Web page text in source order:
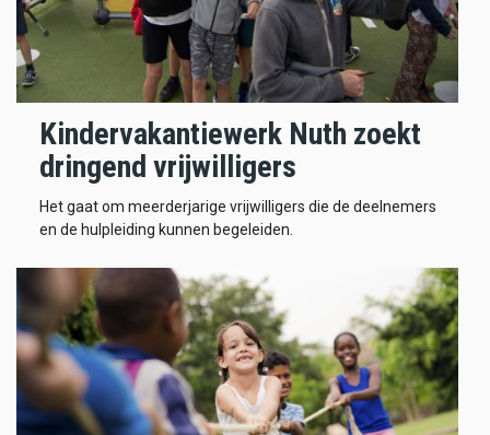
Kindervakantiewerk Nuth zoekt
dringend vrijwilligers
Het gaat om meerderjarige vrijwilligers die de deelnemers
en de hulpleiding kunnen begeleiden.